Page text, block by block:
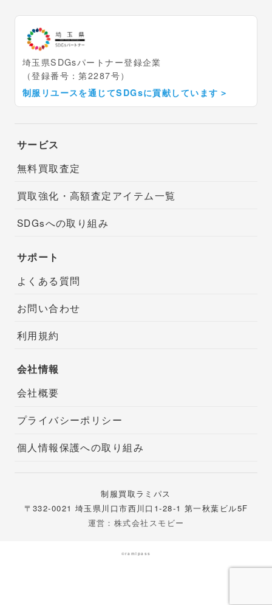
埼玉県SDGsパートナー登録企業
（登録番号：第2287号）
制服リユースを通じてSDGsに貢献しています ＞
サービス
無料買取査定
買取強化・高額査定アイテム一覧
SDGsへの取り組み
サポート
よくある質問
お問い合わせ
利用規約
会社情報
会社概要
プライバシーポリシー
個人情報保護への取り組み
制服買取ラミパス
〒332-0021 埼玉県川口市西川口1-28-1 第一秋葉ビル5F
運営：株式会社スモビー
©ramipass